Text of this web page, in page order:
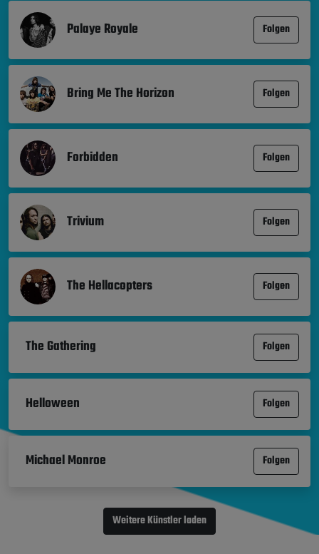
Palaye Royale Folgen
Bring Me The Horizon Folgen
Forbidden Folgen
Trivium Folgen
The Hellacopters Folgen
The Gathering Folgen
Helloween Folgen
Michael Monroe Folgen
Weitere Künstler laden